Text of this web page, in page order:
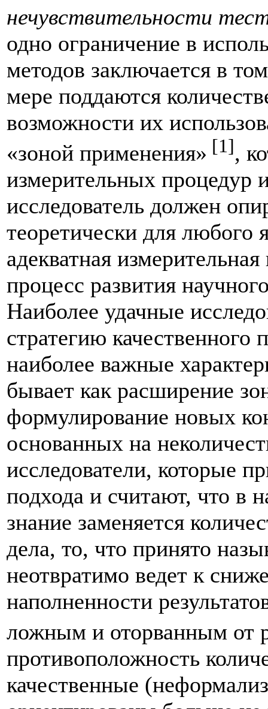
нечувствительности
одно ограничение в
методов заключается в
мере поддаются
возможности их
«зоной применения» [1],
измерительных процедур
исследователь должен
теоретически для любого
адекватная
процесс развития
Наиболее удачные
стратегию
наиболее важные
бывает как расширение
формулирование новых
основанных на
исследователи, которые
подхода и считают, что в
знание заменяется
дела, то, что принято
неотвратимо ведет к
наполненности
ложным и оторванным от
противоположность
качественные